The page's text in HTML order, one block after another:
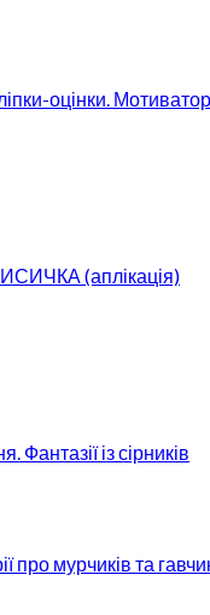
оцінки.
(аплікація)
Фантазії із сірників
про мурчиків та